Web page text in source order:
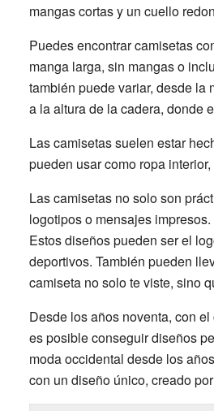
mangas cortas y un cuello
Puedes encontrar camisetas
manga larga, sin mangas o
también puede variar, desde la
a la altura de la cadera, donde
Las camisetas suelen estar
pueden usar como ropa
Las camisetas no solo son
logotipos o mensajes
Estos diseños pueden ser el
deportivos. También pueden
camiseta no solo te viste, sino
Desde los años noventa, con
es posible conseguir diseños
moda occidental desde los
con un diseño único, creado